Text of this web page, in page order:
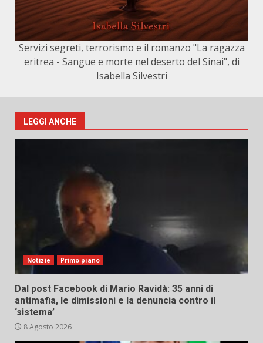
Servizi segreti, terrorismo e il romanzo "La ragazza
eritrea - Sangue e morte nel deserto del Sinai", di
Isabella Silvestri
LEGGI ANCHE
Notizie Primo piano
Dal post Facebook di Mario Ravidà: 35 anni di
antimafia, le dimissioni e la denuncia contro il
‘sistema’
8 Agosto 2026